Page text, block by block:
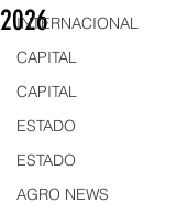
INTERNACIONAL
CAPITAL
CAPITAL
ESTADO
ESTADO
AGRO NEWS
2026